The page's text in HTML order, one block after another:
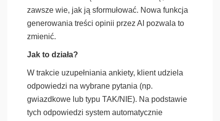
zawsze wie, jak ją sformułować. Nowa funkcja
generowania treści opinii przez AI pozwala to
zmienić.
Jak to działa?
W trakcie uzupełniania ankiety, klient udziela
odpowiedzi na wybrane pytania (np.
gwiazdkowe lub typu TAK/NIE). Na podstawie
tych odpowiedzi system automatycznie